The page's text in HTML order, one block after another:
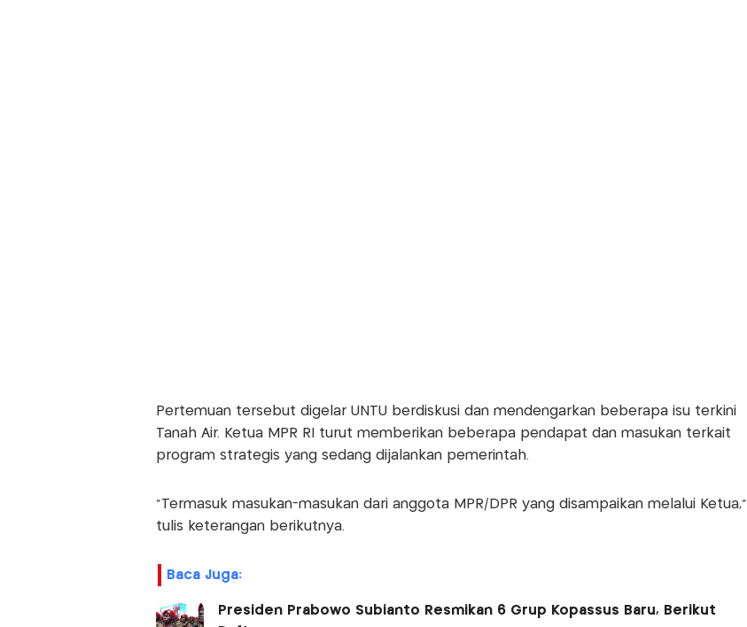
Pertemuan tersebut digelar UNTU berdiskusi dan mendengarkan beberapa isu terkini
Tanah Air. Ketua MPR RI turut memberikan beberapa pendapat dan masukan terkait
program strategis yang sedang dijalankan pemerintah.
"Termasuk masukan-masukan dari anggota MPR/DPR yang disampaikan melalui Ketua,"
tulis keterangan berikutnya.
Baca Juga:
Presiden Prabowo Subianto Resmikan 6 Grup Kopassus Baru, Berikut